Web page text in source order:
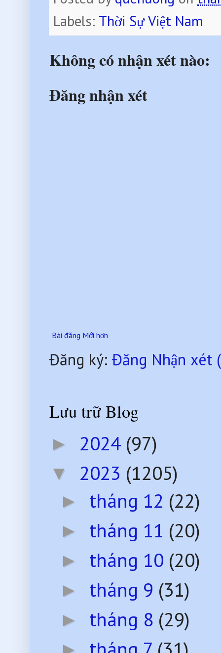
Labels: Thời Sự Việt Nam
Không có nhận xét nào:
Đăng nhận xét
Bài đăng Mới hơn
Đăng ký:Đăng Nhận xét
Lưu trữ Blog
► 2024 (97)
▼ 2023 (1205)
► tháng 12 (22)
► tháng 11 (20)
► tháng 10 (20)
► tháng 9 (31)
► tháng 8 (29)